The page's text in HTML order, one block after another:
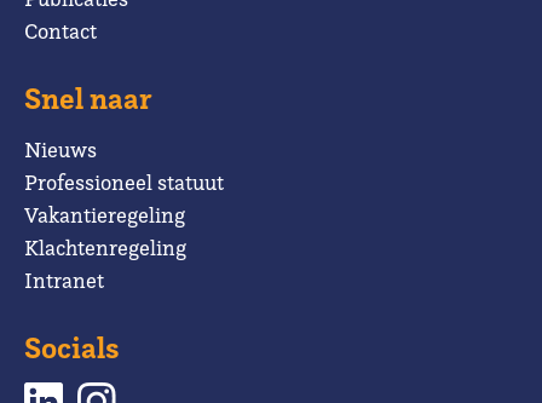
Contact
Snel naar
Nieuws
Professioneel statuut
Vakantieregeling
Klachtenregeling
Intranet
Socials